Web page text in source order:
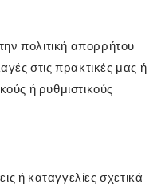
πολιτική απορρήτου
στις πρακτικές μας ή
ή ρυθμιστικούς
ή καταγγελίες σχετικά